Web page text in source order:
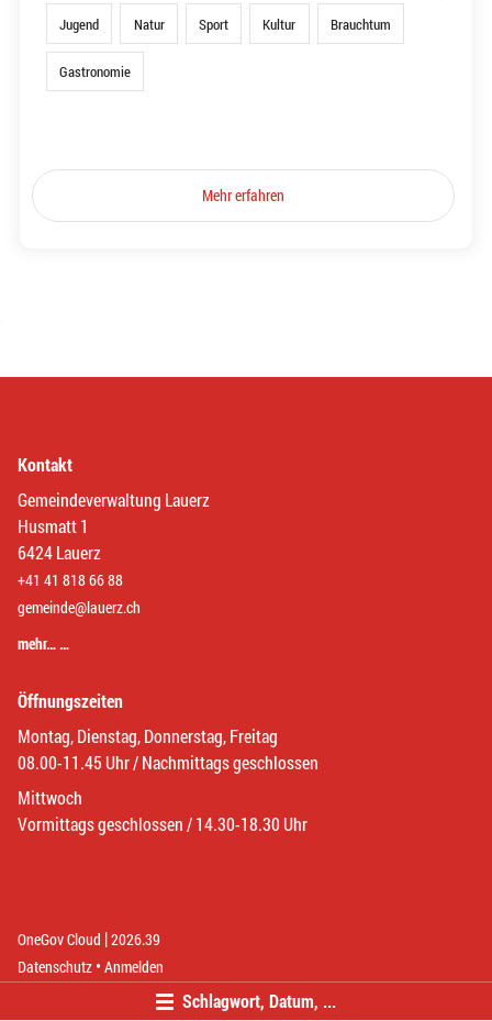
Schlagwort, Datum, ...
Jugend Natur Sport Kultur Brauchtum
Gastronomie
Mehr erfahren
Kontakt
Gemeindeverwaltung Lauerz
Husmatt 1
6424 Lauerz
+41 41 818 66 88
gemeinde@lauerz.ch
mehr… …
Öffnungszeiten
Montag, Dienstag, Donnerstag, Freitag
08.00-11.45 Uhr / Nachmittags geschlossen
Mittwoch
Vormittags geschlossen / 14.30-18.30 Uhr
OneGov Cloud (External Link)
|2026.39
Datenschutz (External Link)
Anmelden